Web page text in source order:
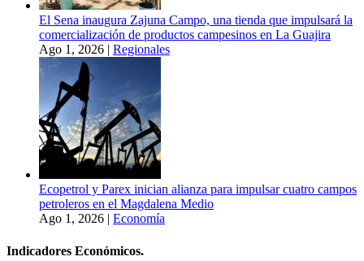
El Sena inaugura Zajuna Campo, una tienda que impulsará la
comercialización de productos campesinos en La Guajira
Ago 1, 2026 | Regionales
Ecopetrol y Parex inician alianza para impulsar cuatro campos
petroleros en el Magdalena Medio
Ago 1, 2026 | Economía
Indicadores Económicos.